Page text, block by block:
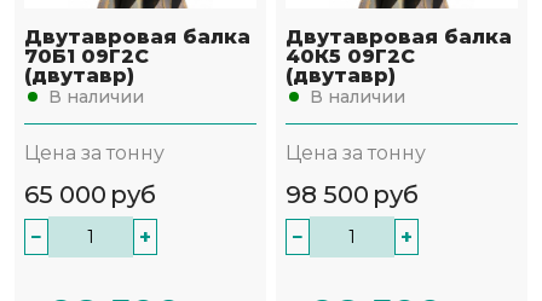
Двутавровая балка
70Б1 09Г2С
(двутавр)
В наличии
Цена за тонну
65 000 руб
− +
Двутавровая балка
40К5 09Г2С
(двутавр)
В наличии
Цена за тонну
98 500 руб
− +